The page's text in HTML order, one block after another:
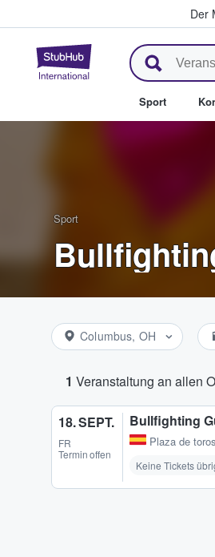
Der
StubHub -
Sport
Sport
Columbus, OH
1 Veranstaltung an allen
18. SEPT.
FR
Termin offen
Bullfighting
Plaza de
Keine Tickets